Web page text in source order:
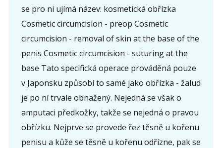
se pro ni ujímá název: kosmetická obřízka
Cosmetic circumcision - preop Cosmetic
circumcision - removal of skin at the base of the
penis Cosmetic circumcision - suturing at the
base Tato specifická operace prováděná pouze
v Japonsku způsobí to samé jako obřízka - žalud
je po ní trvale obnažený. Nejedná se však o
amputaci předkožky, takže se nejedná o pravou
obřízku. Nejprve se provede řez těsně u kořenu
penisu a kůže se těsně u kořenu odřízne, pak se